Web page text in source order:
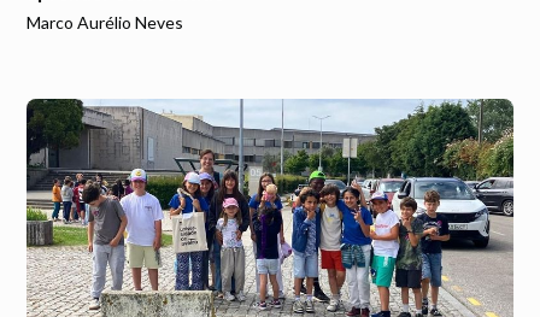
Marco Aurélio Neves